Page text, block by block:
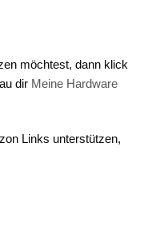
möchtest, dann klick
dir Meine Hardware
Links unterstützen,